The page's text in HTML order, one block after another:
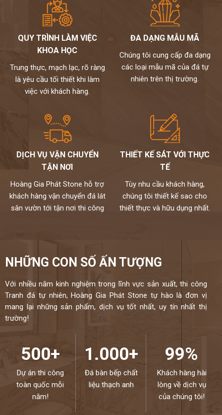
QUY TRÌNH LÀM VIỆC
KHOA HỌC
Trung thực, mạch lạc, rõ ràng
là yêu cầu tối thiết khi làm
việc với khách hàng.
ĐA DẠNG MẪU MÃ
Chúng tôi cung cấp đa dạng
các loại mẫu mã của đá tự
nhiên trên thị trường.
DỊCH VỤ VẬN CHUYỂN
TẬN NƠI
Hoàng Gia Phát Stone hỗ trợ
khách hàng vận chuyển đá lát
sân vườn tới tận nơi thi công
THIẾT KẾ SÁT VỚI THỰC
TẾ
Tùy nhu cầu khách hàng,
chúng tôi thiết kế sao cho
thiết thực và hữu dụng nhất.
NHỮNG CON SỐ ẤN TƯỢNG
Với nhiều năm kinh nghiệm trong lĩnh vực sản xuất, thi công
Tranh đá tự nhiên, Hoàng Gia Phát Stone tự hào là đơn vị
mang lại những sản phẩm, dịch vụ tốt nhất, uy tín nhất thị
trường!
500+
Dự án thi công
toàn quốc mỗi
năm!
1.000+
Đá bàn bếp chất
liệu thạch anh
99%
Khách hàng hài
lòng về dịch vụ
của chúng tôi!